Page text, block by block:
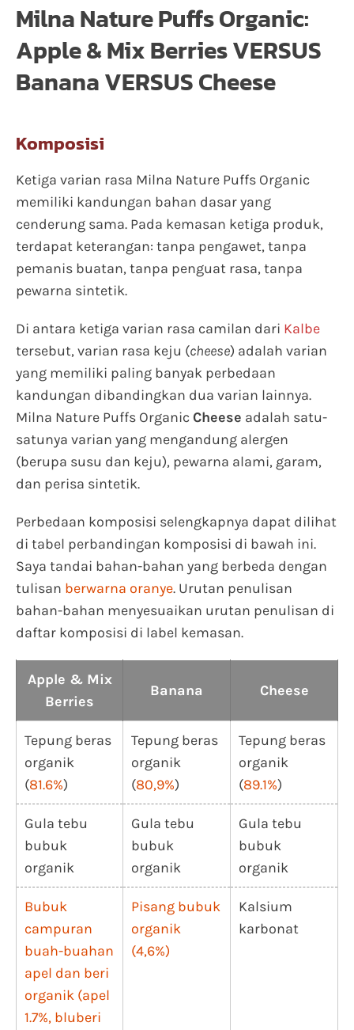
Milna Nature Puffs Organic:
Apple & Mix Berries VERSUS
Banana VERSUS Cheese
Komposisi
Ketiga varian rasa Milna Nature Puffs Organic
memiliki kandungan bahan dasar yang
cenderung sama. Pada kemasan ketiga produk,
terdapat keterangan: tanpa pengawet, tanpa
pemanis buatan, tanpa penguat rasa, tanpa
pewarna sintetik.
Di antara ketiga varian rasa camilan dari Kalbe
tersebut, varian rasa keju (cheese) adalah varian
yang memiliki paling banyak perbedaan
kandungan dibandingkan dua varian lainnya.
Milna Nature Puffs Organic Cheese adalah satu-
satunya varian yang mengandung alergen
(berupa susu dan keju), pewarna alami, garam,
dan perisa sintetik.
Perbedaan komposisi selengkapnya dapat dilihat
di tabel perbandingan komposisi di bawah ini.
Saya tandai bahan-bahan yang berbeda dengan
tulisan berwarna oranye. Urutan penulisan
bahan-bahan menyesuaikan urutan penulisan di
daftar komposisi di label kemasan.
Apple & Mix
Berries
Banana Cheese
Tepung beras
organik
(81.6%)
Tepung beras
organik
(80,9%)
Tepung beras
organik
(89.1%)
Gula tebu
bubuk
organik
Gula tebu
bubuk
organik
Gula tebu
bubuk
organik
Bubuk
campuran
buah-buahan
apel dan beri
organik (apel
1.7%, bluberi
Pisang bubuk
organik
(4,6%)
Kalsium
karbonat